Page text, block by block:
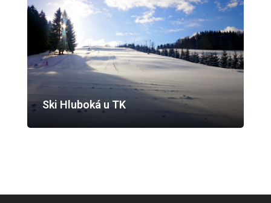
Ski Hluboká u TK